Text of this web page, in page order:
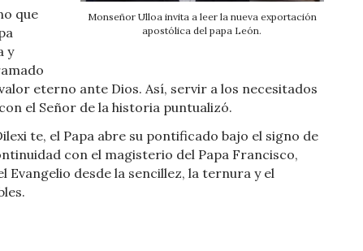
Monseñor Ulloa invita a leer la nueva exportación
apostólica del papa León.
que
y
eterno ante Dios. Así, servir a los necesitados
el Señor de la historia puntualizó.
te, el Papa abre su pontificado bajo el signo de
con el magisterio del Papa Francisco,
Evangelio desde la sencillez, la ternura y el